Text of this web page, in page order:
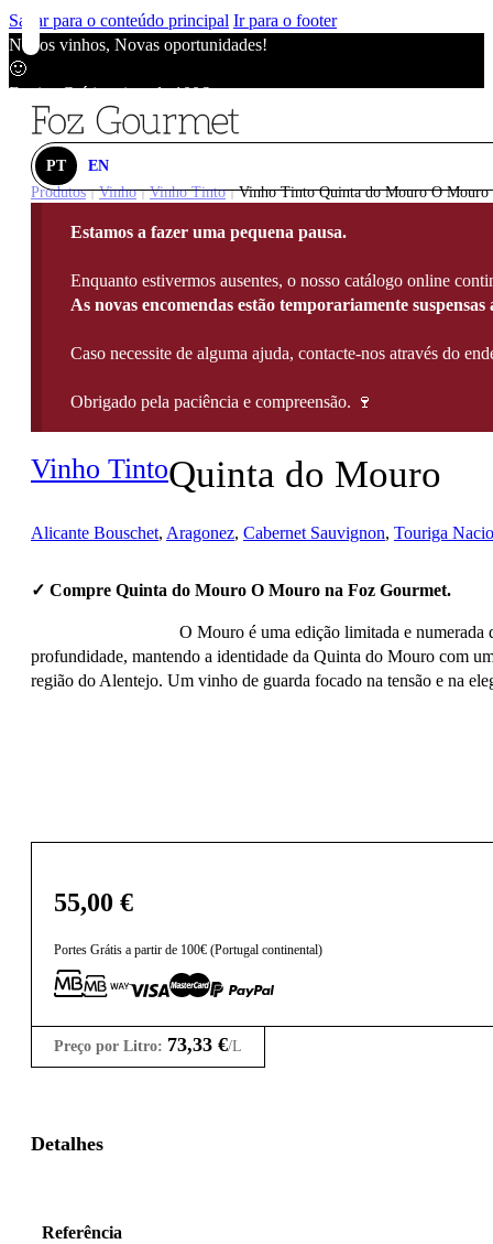
Saltar para o conteúdo principal Ir para o footer
Novos vinhos, Novas oportunidades!
🙂
Envios Grátis acima de 100€
Novos vinhos, Novas oportunidades!
Envios Grátis acima de 100€
Novos vinhos, Novas oportunidades!
Envios Grátis acima de 100€
PT
EN
Produtos | Vinho | Vinho Tinto | Vinho Tinto Quinta do Mouro O Mouro
Estamos a fazer uma pequena pausa.
Enquanto estivermos ausentes, o nosso catálogo online
As novas encomendas estão temporariamente suspensas
Caso necessite de alguma ajuda, contacte-nos através do
Obrigado pela paciência e compreensão. 🍷
Vinho TintoQuinta do Mouro
Alicante Bouschet, Aragonez, Cabernet Sauvignon, Touriga
✓ Compre Quinta do Mouro O Mouro na Foz Gourmet.
O Mouro é uma edição limitada e numerada
profundidade, mantendo a identidade da Quinta do Mouro com
região do Alentejo. Um vinho de guarda focado na tensão e na
55,00 €
Portes Grátis a partir de 100€ (Portugal continental)
Preço por Litro: 73,33 €/L
Detalhes
Referência